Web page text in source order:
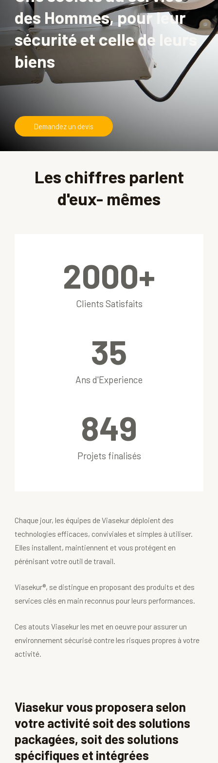
des Hommes, pour leur
sécurité et celle de leurs
biens
Demandez un devis
Les chiffres parlent
d'eux- mêmes
Clients Satisfaits
2000+
Ans d'Experience
35
Projets finalisés
850
Chaque jour, les équipes de Viasekur déploient des
technologies efficaces, conviviales et simples à utiliser.
Elles installent, maintiennent et vous protégent en
pérénisant votre outil de travail.
Viasekur®, se distingue en proposant des produits et des
services clés en main reconnus pour leurs performances.
Ces atouts Viasekur les met en oeuvre pour assurer un
environnement sécurisé contre les risques propres à votre
activité.
Viasekur vous proposera selon
votre activité soit des solutions
packagées, soit des solutions
spécifiques et intégrées